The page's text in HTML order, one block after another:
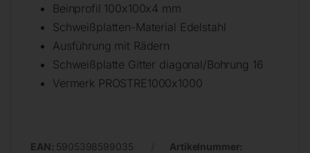
Beinprofil 100x100x4 mm
Schweißplatten-Material Edelstahl
Ausführung mit Rädern
Schweißplatte Gitter diagonal/Bohrung 16
Vermerk PROSTRE1000x1000
EAN: 5905398599035
Artikelnummer: